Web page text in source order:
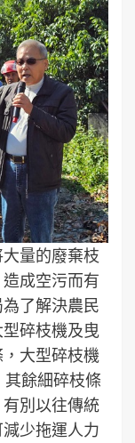
量的廢棄枝
成空污而有
了解決農民
碎枝機及曳
大型碎枝機
餘細碎枝條
別以往傳統
少拖運人力